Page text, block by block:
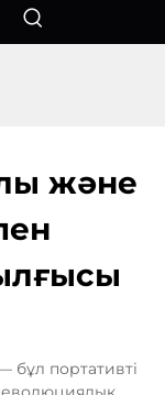
және
бұл портативті